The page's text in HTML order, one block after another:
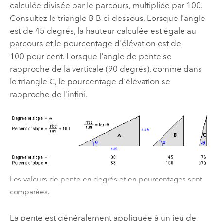
calculée divisée par le parcours, multipliée par 100.
Consultez le triangle B B ci-dessous. Lorsque l'angle
est de 45 degrés, la hauteur calculée est égale au
parcours et le pourcentage d'élévation est de
100 pour cent. Lorsque l'angle de pente se
rapproche de la verticale (90 degrés), comme dans
le triangle C, le pourcentage d'élévation se
rapproche de l'infini.
Les valeurs de pente en degrés et en pourcentages sont
comparées.
La pente est généralement appliquée à un jeu de